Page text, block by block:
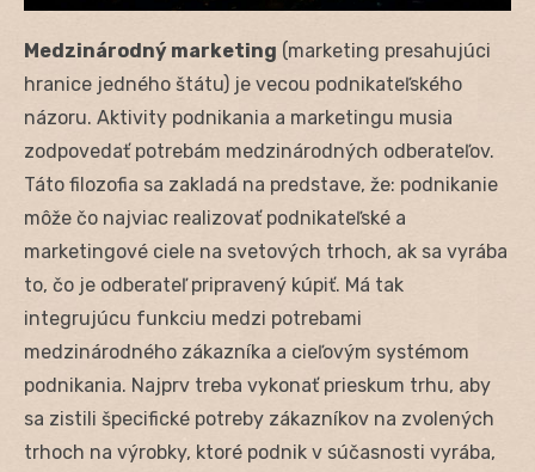
Medzinárodný marketing (marketing presahujúci
hranice jedného štátu) je vecou podnikateľského
názoru. Aktivity podnikania a marketingu musia
zodpovedať potrebám medzinárodných odberateľov.
Táto filozofia sa zakladá na predstave, že: podnikanie
môže čo najviac realizovať podnikateľské a
marketingové ciele na svetových trhoch, ak sa vyrába
to, čo je odberateľ pripravený kúpiť. Má tak
integrujúcu funkciu medzi potrebami
medzinárodného zákazníka a cieľovým systémom
podnikania. Najprv treba vykonať prieskum trhu, aby
sa zistili špecifické potreby zákazníkov na zvolených
trhoch na výrobky, ktoré podnik v súčasnosti vyrába,